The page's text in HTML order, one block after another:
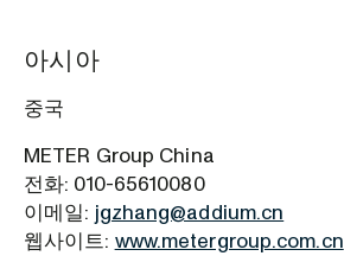
아시아
중국
METER Group China
전화: 010-65610080
이메일: jgzhang@addium.cn
웹사이트: www.metergroup.com.cn